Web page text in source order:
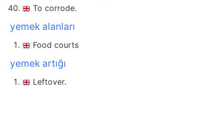
To corrode.
yemek alanları
Food courts
yemek artığı
Leftover.